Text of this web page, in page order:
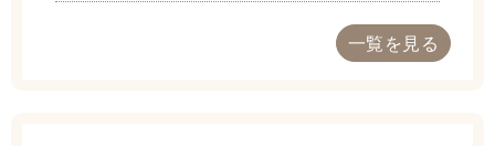
一覧を見る